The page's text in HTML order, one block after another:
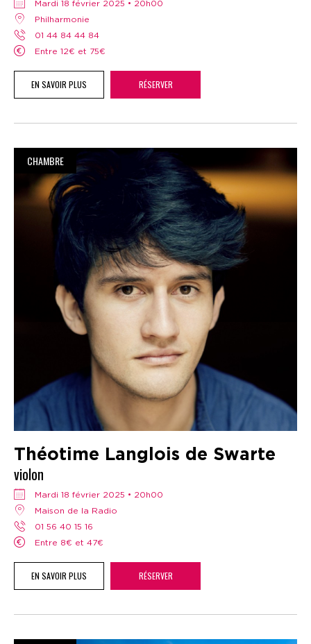
mardi 18 février 2025 • 20h00
Philharmonie
01 44 84 44 84
Entre 12€ et 75€
EN SAVOIR PLUS RÉSERVER
CHAMBRE
Théotime Langlois de Swarte
violon
mardi 18 février 2025 • 20h00
Maison de la Radio
01 56 40 15 16
Entre 8€ et 47€
EN SAVOIR PLUS RÉSERVER